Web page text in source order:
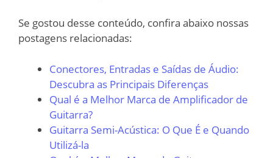
Se gostou desse conteúdo, confira abaixo nossas
postagens relacionadas:
Conectores, Entradas e Saídas de Áudio:
Descubra as Principais Diferenças
Qual é a Melhor Marca de Amplificador de
Guitarra?
Guitarra Semi-Acústica: O Que É e Quando
Utilizá-la